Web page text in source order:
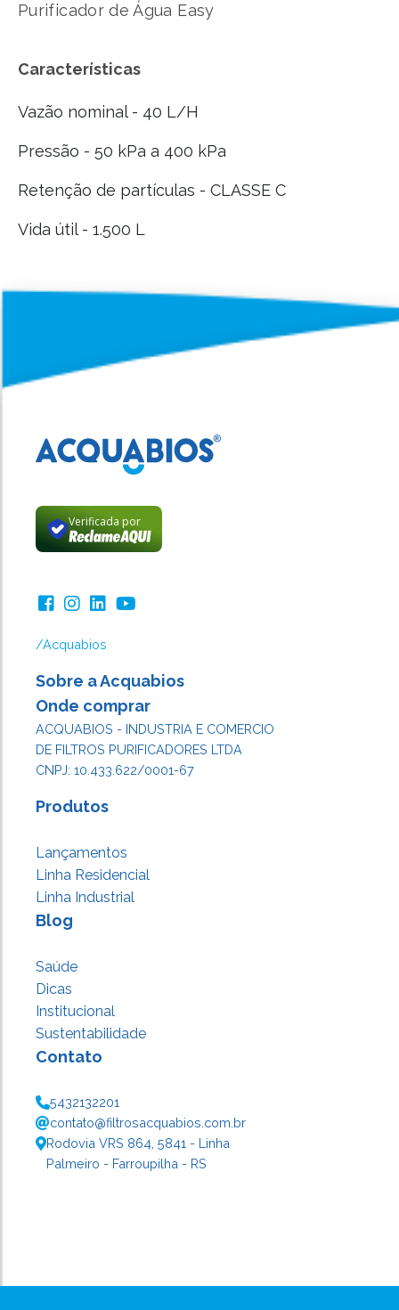
Purificador de Água Easy
Características
Vazão nominal - 40 L/H
Pressão - 50 kPa a 400 kPa
Retenção de partículas - CLASSE C
Vida útil - 1.500 L
Verificada por
/Acquabios
Sobre a Acquabios
Onde comprar
ACQUABIOS - INDUSTRIA E COMERCIO
DE FILTROS PURIFICADORES LTDA
CNPJ: 10.433.622/0001-67
Produtos
Lançamentos
Linha Residencial
Linha Industrial
Blog
Saúde
Dicas
Institucional
Sustentabilidade
Contato
5432132201
contato@filtrosacquabios.com.br
Rodovia VRS 864, 5841 - Linha
Palmeiro - Farroupilha - RS